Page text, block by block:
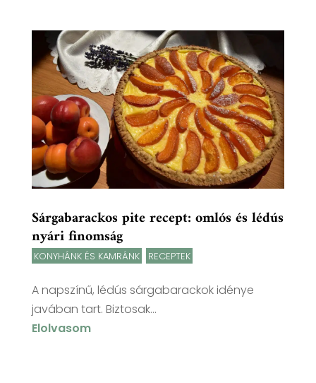
Sárgabarackos pite recept: omlós és lédús
nyári finomság
KONYHÁNK ÉS KAMRÁNK RECEPTEK
A napszínű, lédús sárgabarackok idénye
javában tart. Biztosak...
Elolvasom